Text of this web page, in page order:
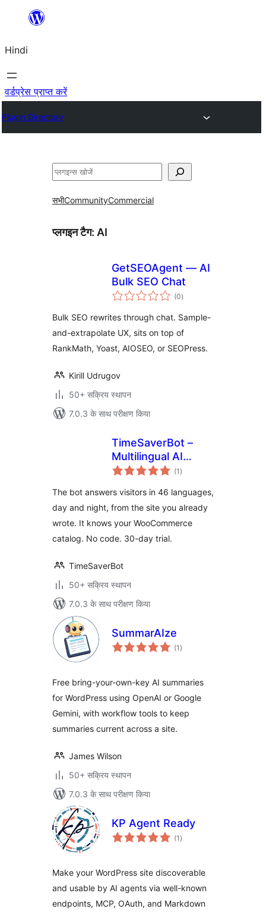
सामग्री
जाएं
Hindi
वर्डप्रेस प्राप्त करें
Plugin Directory
खोजें
सभीCommunityCommercial
प्लगइन टैग: AI
GetSEOAgent — AI
Bulk SEO Chat
(0कुल
दर)
Bulk SEO rewrites through chat. Sample-
and-extrapolate UX, sits on top of
RankMath, Yoast, AIOSEO, or SEOPress.
Kirill Udrugov
50+ सक्रिय स्थापन
7.0.3 के साथ परीक्षण किया
TimeSaverBot –
Multilingual AI
Chatbot
(1 कुल
दर)
The bot answers visitors in 46 languages,
day and night, from the site you already
wrote. It knows your WooCommerce
catalog. No code. 30-day trial.
TimeSaverBot
50+ सक्रिय स्थापन
7.0.3 के साथ परीक्षण किया
SummarAIze
(1 कुल
दर)
Free bring-your-own-key AI summaries
for WordPress using OpenAI or Google
Gemini, with workflow tools to keep
summaries current across a site.
James Wilson
50+ सक्रिय स्थापन
7.0.3 के साथ परीक्षण किया
KP Agent Ready
(1 कुल
दर)
Make your WordPress site discoverable
and usable by AI agents via well-known
endpoints, MCP, OAuth, and Markdown